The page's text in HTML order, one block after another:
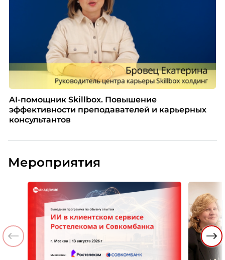
AI-помощник Skillbox. Повышение
эффективности преподавателей и карьерных
консультантов
Мероприятия